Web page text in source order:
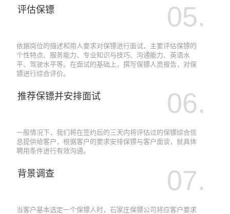
评估保镖 05.
依据岗位的描述和用人要求对保镖进行面试，主要评估保镖的
个性特点、服务能力、专业知识与技巧、沟通能力、英语水
平、驾驶水平等。在面试的基础上，撰写保镖人员报告，对保
镖进行综合评价。
推荐保镖并安排面试 06.
一般情况下，我们将在签约后的三天内将评估过的保镖综合信
息提供给客户，根据客户的要求安排保镖与客户面谈，就具体
聘用条件进行有效沟通。
背景调查 07.
当客户基本选定一个保镖人时，石家庄保镖公司将应客户要求